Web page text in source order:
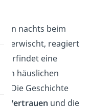
nachts beim
erwischt, reagiert
erfindet eine
häuslichen
Die Geschichte
Vertrauen und die